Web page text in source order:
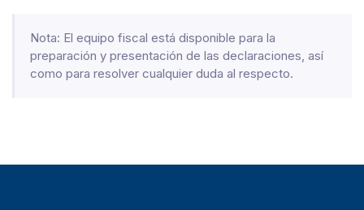
Nota: El equipo fiscal está disponible para la
preparación y presentación de las declaraciones, así
como para resolver cualquier duda al respecto.